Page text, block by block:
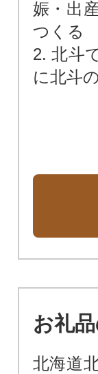
娠・出
つくる
2. 北斗
に北斗
お礼
北海道